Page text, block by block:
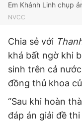
© 2003-2026 Bản
chép dưới mọi hình
Em Khánh Linh chụp
NVCC
Chia sẻ với
khá bất ngờ khi
sinh trên cả
đồng thủ khoa
“Sau khi hoàn
đáp án giải đề